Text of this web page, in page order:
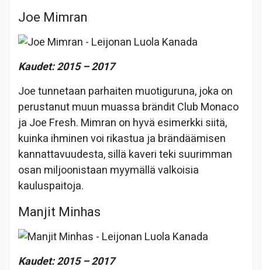
Joe Mimran
Kaudet: 2015 – 2017
Joe tunnetaan parhaiten muotiguruna, joka on
perustanut muun muassa brändit Club Monaco
ja Joe Fresh. Mimran on hyvä esimerkki siitä,
kuinka ihminen voi rikastua ja brändäämisen
kannattavuudesta, sillä kaveri teki suurimman
osan miljoonistaan myymällä valkoisia
kauluspaitoja.
Manjit Minhas
Kaudet: 2015 – 2017